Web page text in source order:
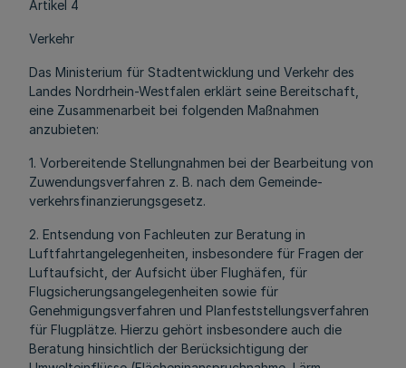
Artikel 4
Verkehr
Das Ministerium für Stadtentwicklung und Verkehr des
Landes Nordrhein-Westfalen erklärt seine Bereitschaft,
eine Zusammenarbeit bei folgenden Maßnahmen
anzubieten:
1. Vorbereitende Stellungnahmen bei der Bearbeitung von
Zuwendungsverfahren z. B. nach dem Gemeinde-
verkehrsfinanzierungsgesetz.
2. Entsendung von Fachleuten zur Beratung in
Luftfahrtangelegenheiten, insbesondere für Fragen der
Luftaufsicht, der Aufsicht über Flughäfen, für
Flugsicherungsangelegenheiten sowie für
Genehmigungsverfahren und Planfeststellungsverfahren
für Flugplätze. Hierzu gehört insbesondere auch die
Beratung hinsichtlich der Berücksichtigung der